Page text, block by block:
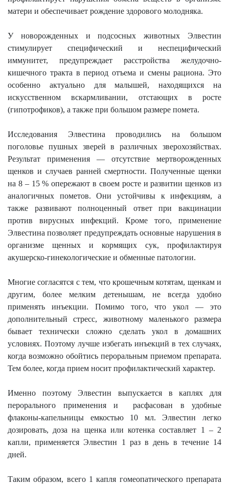
матери и обеспечивает рождение здорового молодняка.
У новорожденных и подсосных животных Элвестин
стимулирует специфический и неспецифический
иммунитет, предупреждает расстройства желудочно-
кишечного тракта в период отъема и смены рациона. Это
особенно актуально для малышей, находящихся на
искусственном вскармливании, отстающих в росте
(гипотрофиков), а также при большом размере помета.
Исследования Элвестина проводились на большом
поголовье пушных зверей в различных зверохозяйствах.
Результат применения — отсутствие мертворожденных
щенков и случаев ранней смертности. Полученные щенки
на 8 – 15 % опережают в своем росте и развитии щенков из
аналогичных пометов. Они устойчивы к инфекциям, а
также развивают полноценный ответ при вакцинации
против вирусных инфекций. Кроме того, применение
Элвестина позволяет предупреждать основные нарушения в
организме щенных и кормящих сук, профилактируя
акушерско-гинекологические и обменные патологии.
Многие согласятся с тем, что крошечным котятам, щенкам и
другим, более мелким детенышам, не всегда удобно
применять инъекции. Помимо того, что укол — это
дополнительный стресс, животному маленького размера
бывает технически сложно сделать укол в домашних
условиях. Поэтому лучше избегать инъекций в тех случаях,
когда возможно обойтись пероральным приемом препарата.
Тем более, когда прием носит профилактический характер.
Именно поэтому Элвестин выпускается в каплях для
перорального применения и
расфасован в удобные
флаконы-капельницы емкостью 10 мл. Элвестин легко
дозировать, доза на щенка или котенка составляет 1 – 2
капли, применяется Элвестин 1 раз в день в течение 14
дней.
Таким образом, всего 1 капля гомеопатического препарата